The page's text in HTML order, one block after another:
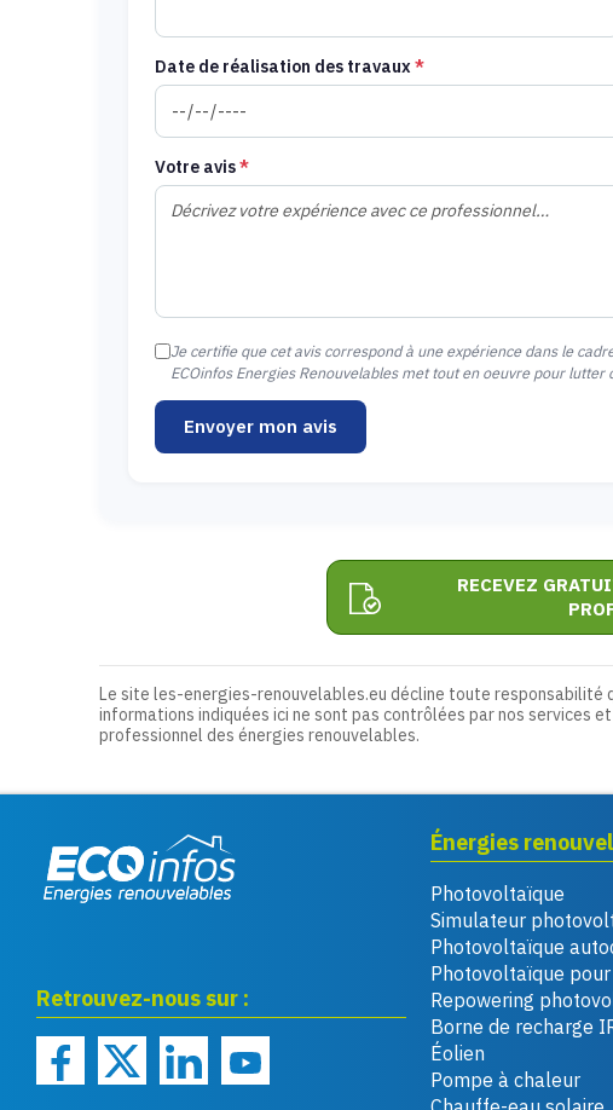
Date de réalisation des travaux *
Votre avis*
Je certifie que cet avis correspond à une expérience dans le
ECOinfos Energies Renouvelables met tout en oeuvre pour lutter
Envoyer mon avis
RECEVEZ
Le site les-energies-renouvelables.eu décline toute responsabilité
informations indiquées ici ne sont pas contrôlées par nos services
professionnel des énergies renouvelables.
Retrouvez-nous sur :
Énergies
Photovoltaïque
Simulateur
Photovoltaïque
Photovoltaïque
Repowering
Borne de recharge
Éolien
Pompe à chaleur